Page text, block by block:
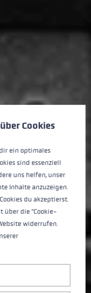
possible experience.
Cookies
ein optimales
sind essenziell
uns helfen, unser
Inhalte anzuzeigen.
du akzeptierst.
über die "Cookie-
widerrufen.